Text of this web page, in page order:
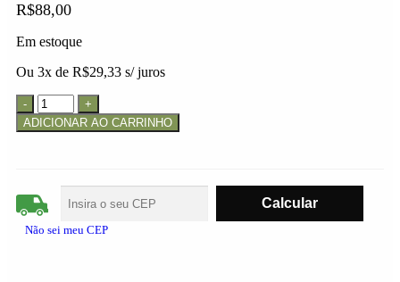
R$88,00
Em estoque
Ou 3x de R$29,33 s/ juros
ADICIONAR AO CARRINHO
Não sei meu CEP